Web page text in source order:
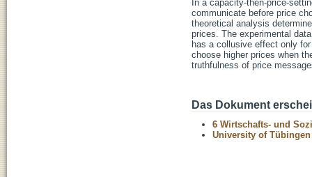
In a capacity-then-price-
communicate before price
theoretical analysis
prices. The experimental
has a collusive effect only
choose higher prices when
truthfulness of price
Das Dokument
6 Wirtschafts- und
University of